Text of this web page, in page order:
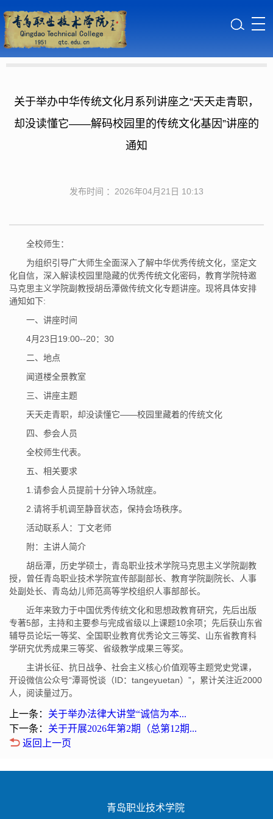
关于举办中华传统文化月系列讲座之“天天走青职，
却没读懂它——解码校园里的传统文化基因”讲座的
通知
发布时间 ：2026年04月21日 10:13
全校师生：
为组织引导广大师生全面深入了解中华优秀传统文化，坚定文
化自信，深入解读校园里隐藏的优秀传统文化密码，教育学院特邀
马克思主义学院副教授胡岳潭做传统文化专题讲座。现将具体安排
通知如下:
一、讲座时间
4月23日19:00--20：30
二、地点
闻道楼全景教室
三、讲座主题
天天走青职，却没读懂它——校园里藏着的传统文化
四、参会人员
全校师生代表。
五、相关要求
1.请参会人员提前十分钟入场就座。
2.请将手机调至静音状态，保持会场秩序。
活动联系人：丁文老师
附：主讲人简介
胡岳潭，历史学硕士，青岛职业技术学院马克思主义学院副教
授，曾任青岛职业技术学院宣传部副部长、教育学院副院长、人事
处副处长、青岛幼儿师范高等学校组织人事部部长。
近年来致力于中国优秀传统文化和思想政教育研究，先后出版
专著5部，主持和主要参与完成省级以上课题10余项；先后获山东省
辅导员论坛一等奖、全国职业教育优秀论文三等奖、山东省教育科
学研究优秀成果三等奖、省级教学成果三等奖。
主讲长征、抗日战争、社会主义核心价值观等主题党史党课，
开设微信公众号“潭哥悦谈（ID：tangeyuetan）”，累计关注近2000
人，阅读量过万。
上一条： 关于举办法律大讲堂“诚信为本...
下一条： 关于开展2026年第2期（总第12期...
返回上一页
青岛职业技术学院